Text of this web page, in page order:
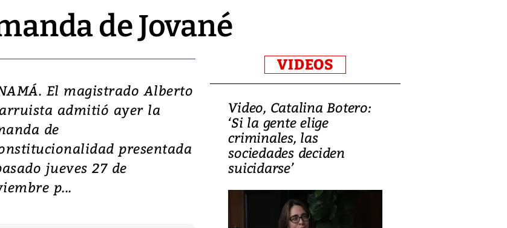
de Jované
El magistrado Alberto
admitió ayer la
de
presentada
jueves 27 de
p...
VIDEOS
Video, Japón: Terremoto
deja heridos y graves
daños en Kumamoto
Video, Catalina Botero:
‘Si la gente elige
criminales, las
sociedades deciden
suicidarse’